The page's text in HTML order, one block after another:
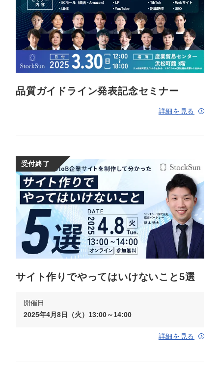
正社員
マーケマネージャー
カスタマーサクセスマネージャー
常勤監査役
品質ガイドライン発表記念セミナー
詳細を見る
受付終了
サイト作りでやってはいけないこと5選
開催日
2025年4月8日（火）13:00～14:00
詳細を見る